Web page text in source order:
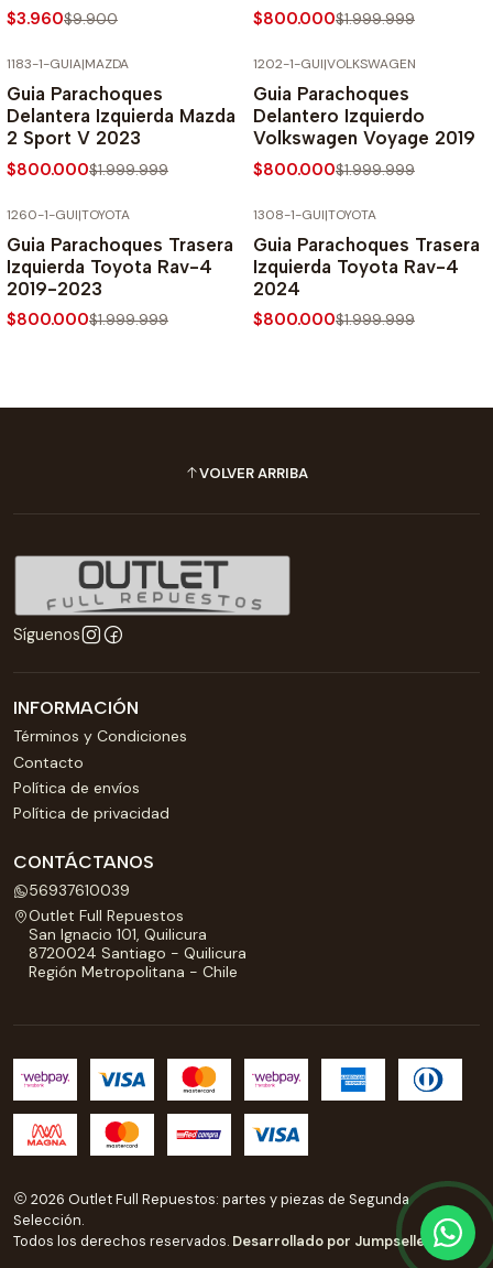
$3.960$9.900
$800.000$1.999.999
1183-1-GUIA|MAZDA
Guia Parachoques
Delantera Izquierda Mazda
2 Sport V 2023
$800.000$1.999.999
1202-1-GUI|VOLKSWAGEN
Guia Parachoques
Delantero Izquierdo
Volkswagen Voyage 2019
$800.000$1.999.999
1260-1-GUI|TOYOTA
Guia Parachoques Trasera
Izquierda Toyota Rav-4
2019-2023
$800.000$1.999.999
1308-1-GUI|TOYOTA
Guia Parachoques Trasera
Izquierda Toyota Rav-4
2024
$800.000$1.999.999
VOLVER ARRIBA
Síguenos
INFORMACIÓN
Términos y Condiciones
Contacto
Política de envíos
Política de privacidad
CONTÁCTANOS
56937610039
Outlet Full Repuestos
San Ignacio 101, Quilicura
8720024 Santiago - Quilicura
Región Metropolitana - Chile
2026 Outlet Full Repuestos: partes y piezas de Segunda
Selección.
Todos los derechos reservados. Desarrollado por Jumpseller